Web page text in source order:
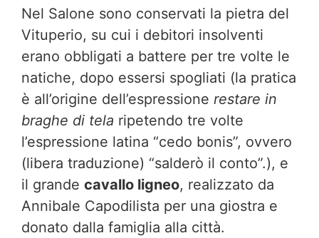
Nel Salone sono conservati la pietra del
Vituperio, su cui i debitori insolventi
erano obbligati a battere per tre volte le
natiche, dopo essersi spogliati (la pratica
è all’origine dell’espressione restare in
braghe di tela ripetendo tre volte
l’espressione latina “cedo bonis”, ovvero
(libera traduzione) “salderò il conto”.), e
il grande cavallo ligneo, realizzato da
Annibale Capodilista per una giostra e
donato dalla famiglia alla città.